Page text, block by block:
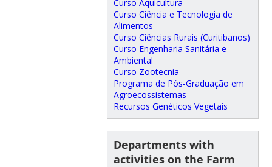
Curso Aquicultura
Curso Ciência e Tecnologia de
Alimentos
Curso Ciências Rurais (Curitibanos)
Curso Engenharia Sanitária e
Ambiental
Curso Zootecnia
Programa de Pós-Graduação em
Agroecossistemas
Recursos Genéticos Vegetais
Departments with
activities on the Farm